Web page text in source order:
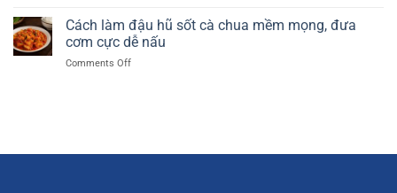
mịn
cực
thơm
ngon,
làm
cá
kho
tộ
sệt
Cách làm đậu hũ sốt cà chua mềm mọng, đưa
cơm cực dễ nấu
Comments Offon
cà